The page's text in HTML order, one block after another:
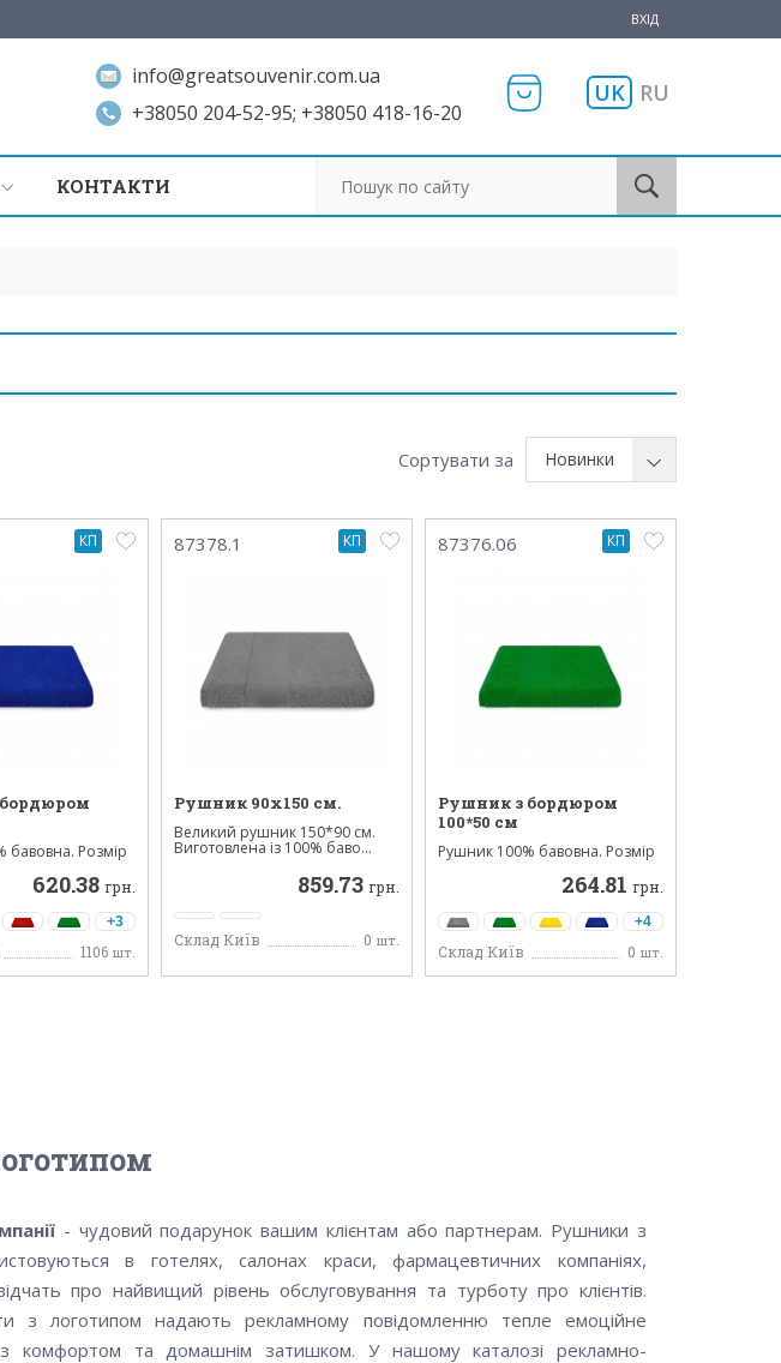
ВХІД
UK RU
info@greatsouvenir.com.ua
+38050 204-52-95; +38050 418-16-20
КОНТАКТИ
Сортувати за Новинки
бавовна. Розмір
* 70 см. ...
620.38 грн.
+3
1106 шт.
КП 87378.1
Рушник 90х150 см.
Великий рушник 150*90 см.
Виготовлена із 100% баво...
859.73 грн.
Склад Київ 0 шт.
КП 87376.06
Рушник з бордюром
100*50 см
Рушник 100% бавовна. Розмір
рушника: 100 * 50 см. ...
264.81 грн.
+4
Склад Київ 0 шт.
КП
- чудовий подарунок вашим клієнтам або партнерам. Рушники з
в готелях, салонах краси, фармацевтичних компаніях,
про найвищий рівень обслуговування та турботу про клієнтів.
з логотипом надають рекламному повідомленню тепле емоційне
з комфортом та домашнім затишком. У нашому каталозі рекламно-